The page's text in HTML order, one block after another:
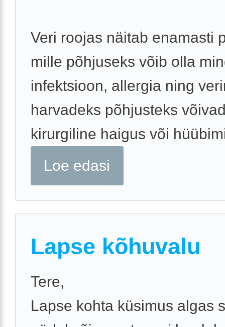
Veri roojas näitab enamasti
mille põhjuseks võib olla
infektsioon, allergia ning
harvadeks põhjusteks
kirurgiline haigus või
Loe edasi
Lapse kõhuvalu
Tere,
Lapse kohta küsimus algas